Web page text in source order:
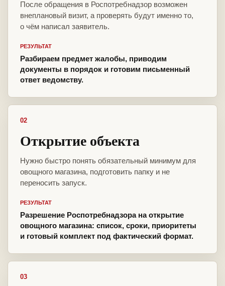
После обращения в Роспотребнадзор возможен
внеплановый визит, а проверять будут именно то,
о чём написал заявитель.
РЕЗУЛЬТАТ
Разбираем предмет жалобы, приводим
документы в порядок и готовим письменный
ответ ведомству.
02
Открытие объекта
Нужно быстро понять обязательный минимум для
овощного магазина, подготовить папку и не
переносить запуск.
РЕЗУЛЬТАТ
Разрешение Роспотребнадзора на открытие
овощного магазина: список, сроки, приоритеты
и готовый комплект под фактический формат.
03